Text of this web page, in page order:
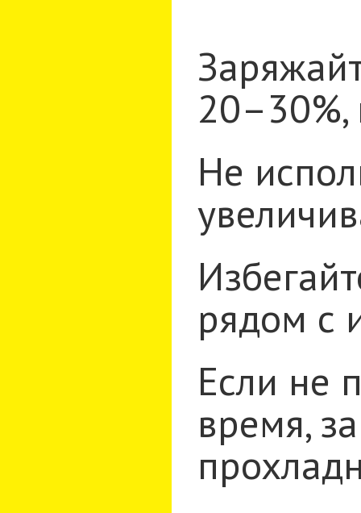
20–30%,
Не
рядом с
Если не
время,